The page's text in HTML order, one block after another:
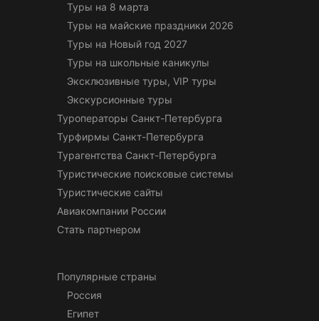
Туры на 8 марта
Туры на майские праздники 2026
Туры на Новый год 2027
Туры на школьные каникулы
Эксклюзивные туры, VIP туры
Экскурсионные туры
Туроператоры Санкт-Петербурга
Турфирмы Санкт-Петербурга
Турагентства Санкт-Петербурга
Туристические поисковые системы
Туристические сайты
Авиакомпании России
Стать партнером
Популярные страны
Россия
Египет